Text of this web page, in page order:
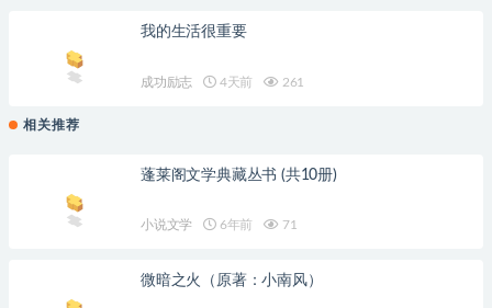
我的生活很重要
成功励志 4天前 261
相关推荐
蓬莱阁文学典藏丛书 (共10册)
小说文学 6年前 71
微暗之火（原著：小南风）